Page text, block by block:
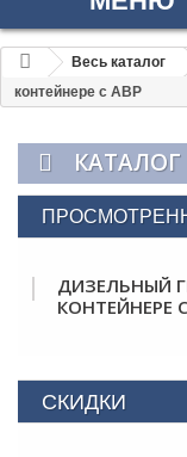
Весь каталог
контейнере с АВР
КАТАЛОГ
ДИЗЕЛЬНЫЙ
КОНТЕЙНЕРЕ
СКИДКИ